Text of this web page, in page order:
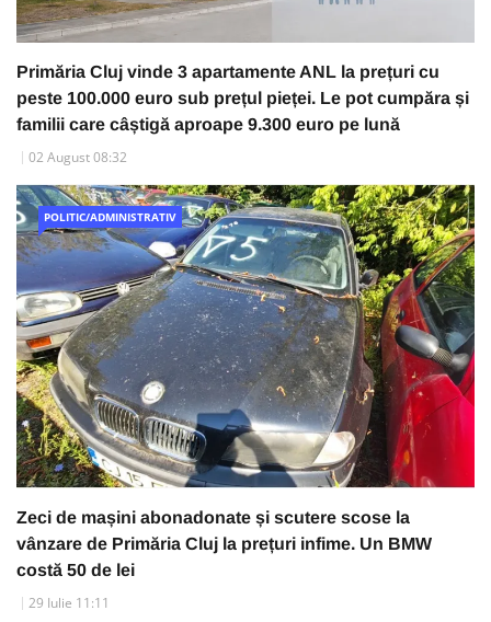
Primăria Cluj vinde 3 apartamente ANL la prețuri cu
peste 100.000 euro sub prețul pieței. Le pot cumpăra și
familii care câștigă aproape 9.300 euro pe lună
02 August 08:32
POLITIC/ADMINISTRATIV
Zeci de mașini abonadonate și scutere scose la
vânzare de Primăria Cluj la prețuri infime. Un BMW
costă 50 de lei
29 Iulie 11:11